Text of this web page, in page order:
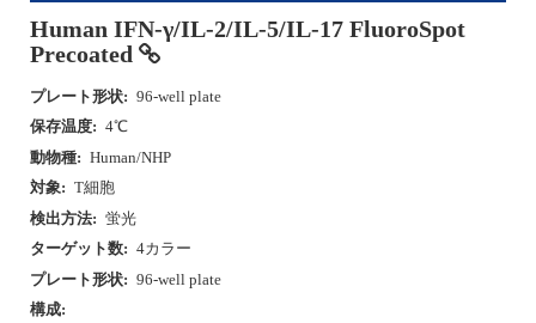
Human IFN-γ/IL-2/IL-5/IL-17 FluoroSpot
Precoated
プレート形状: 96-well plate
保存温度: 4℃
動物種: Human/NHP
対象: T細胞
検出方法: 蛍光
ターゲット数: 4カラー
プレート形状: 96-well plate
構成: